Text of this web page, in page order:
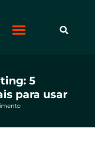
5
para usar